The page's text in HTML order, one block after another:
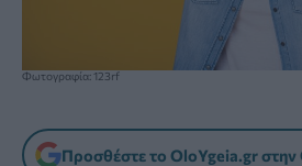
Φωτογραφία: 123rf
Προσθέστε το OloYgeia.gr στην